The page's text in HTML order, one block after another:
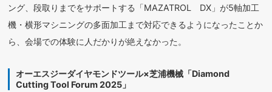
ング、段取りまでをサポートする「MAZATROL DX」が5軸加工
機・横形マシニングの多面加工まで対応できるようになったことか
ら、会場での体験に人だかりが絶えなかった。
オーエスジーダイヤモンドツール×芝浦機械「Diamond
Cutting Tool Forum 2025」